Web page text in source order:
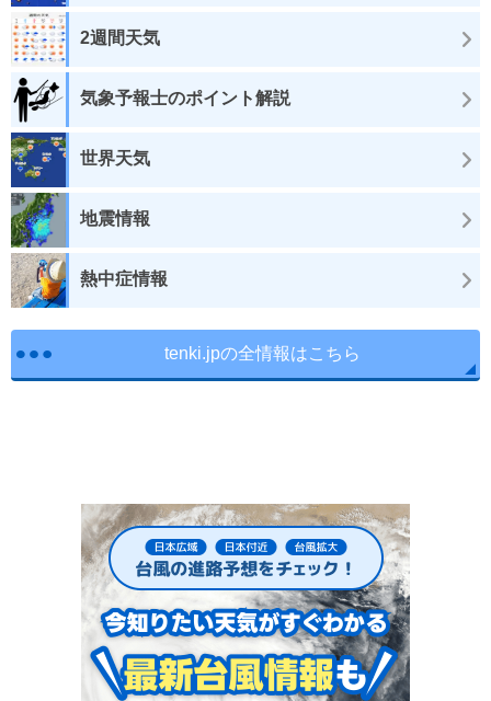
2週間天気
気象予報士のポイント解説
世界天気
地震情報
熱中症情報
tenki.jpの全情報はこちら